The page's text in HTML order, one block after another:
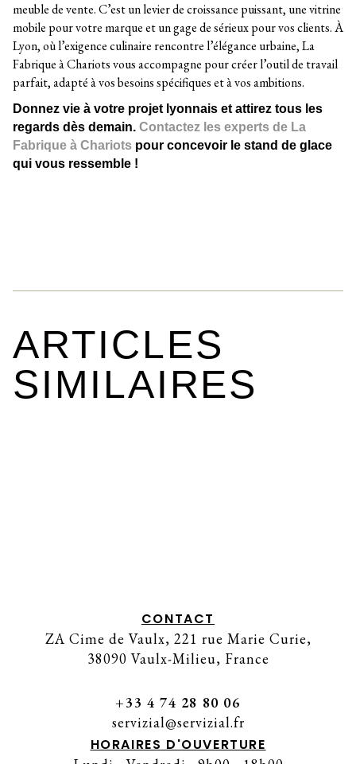
meuble de vente. C’est un levier de croissance puissant, une vitrine
mobile pour votre marque et un gage de sérieux pour vos clients. À
Lyon, où l’exigence culinaire rencontre l’élégance urbaine, La
Fabrique à Chariots vous accompagne pour créer l’outil de travail
parfait, adapté à vos besoins spécifiques et à vos ambitions.
Donnez vie à votre projet lyonnais et attirez tous les
regards dès demain. Contactez les experts de La
Fabrique à Chariots pour concevoir le stand de glace
qui vous ressemble !
ARTICLES
SIMILAIRES
CONTACT
ZA Cime de Vaulx, 221 rue Marie Curie,
38090 Vaulx-Milieu, France
+33 4 74 28 80 06
servizial@servizial.fr
HORAIRES D'OUVERTURE